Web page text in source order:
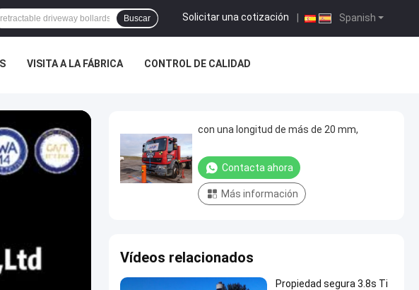
Spanish
Solicitar una cotización
Buscar
VISITA A LA FÁBRICA CONTROL DE CALIDAD
con una longitud de más de 20 mm,
Contacta ahora
Más información
Vídeos relacionados
Propiedad segura 3.8s Ti